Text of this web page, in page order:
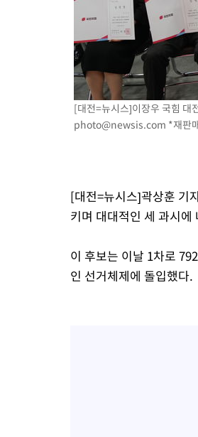
[대전=뉴시스]이장우 국힘 대
photo@newsis.com *재판
[대전=뉴시스]곽상훈 기
키며 대대적인 세 과시에
이 후보는 이날 1차로
인 선거체제에 돌입했다.